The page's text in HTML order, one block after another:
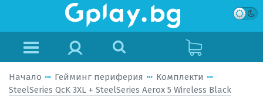
Начало Гейминг периферия
Комплекти
SteelSeries QcK 3XL + SteelSeries Aerox 5 Wireless Black